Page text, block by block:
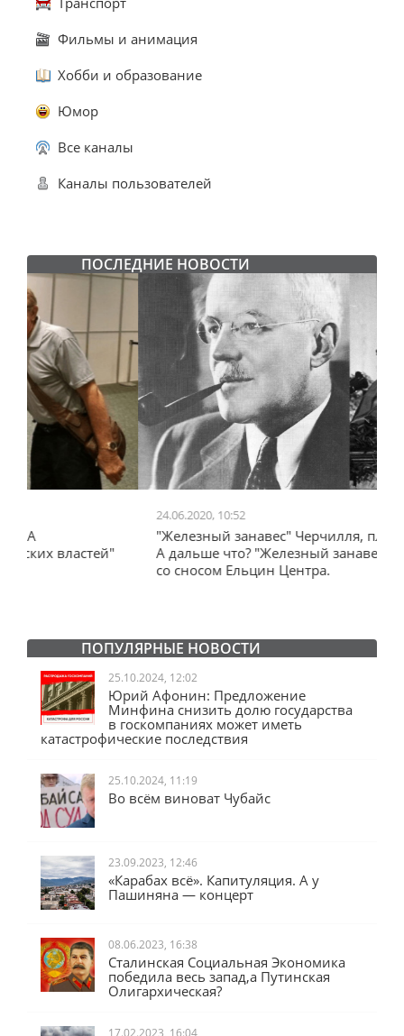
Фильмы и анимация
Хобби и образование
Юмор
Все каналы
Каналы пользователей
ПОСЛЕДНИЕ НОВОСТИ
"Железный занавес" Черчилля, план Даллеса.
А дальше что? "Железный занавес" от Запада
со сносом Ельцин Центра.
ПОПУЛЯРНЫЕ НОВОСТИ
25.10.2024, 12:02
Юрий Афонин: Предложение
Минфина снизить долю государства
в госкомпаниях может иметь
катастрофические последствия
25.10.2024, 11:19
Во всём виноват Чубайс
23.09.2023, 12:46
«Карабах всё». Капитуляция. А у
Пашиняна — концерт
08.06.2023, 16:38
Сталинская Социальная Экономика
победила весь запад,а Путинская
Олигархическая?